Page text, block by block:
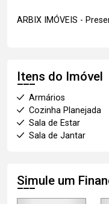
ARBIX IMÓVEIS -
Itens do Imóvel
Armários
Cozinha Planejada
Sala de Estar
Sala de Jantar
Simule um